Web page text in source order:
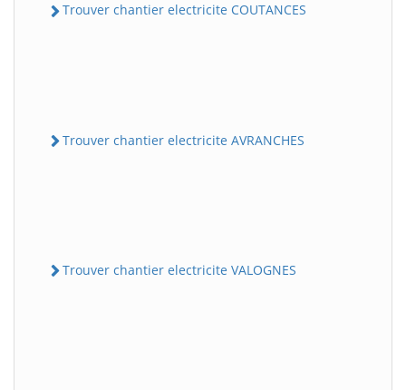
Trouver chantier electricite COUTANCES
Trouver chantier electricite AVRANCHES
Trouver chantier electricite VALOGNES